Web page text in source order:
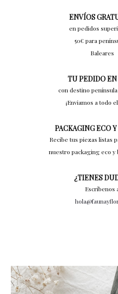
ENVÍOS
en pedidos
50€ para
Baleares
TU PEDIDO EN
con destino
¡Enviamos a todo
PACKAGING ECO
Recibe tus piezas listas
nuestro packaging eco y
¿TIENES
Escríbenos